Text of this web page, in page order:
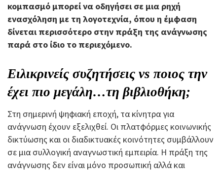
κομπασμό μπορεί να οδηγήσει σε μια ρηχή
ενασχόληση με τη λογοτεχνία, όπου η έμφαση
δίνεται περισσότερο στην πράξη της ανάγνωσης
παρά στο ίδιο το περιεχόμενο.
Ειλικρινείς συζητήσεις vs ποιος την
έχει πιο μεγάλη…τη βιβλιοθήκη;
Στη σημερινή ψηφιακή εποχή, τα κίνητρα για
ανάγνωση έχουν εξελιχθεί. Οι πλατφόρμες κοινωνικής
δικτύωσης και οι διαδικτυακές κοινότητες συμβάλλουν
σε μια συλλογική αναγνωστική εμπειρία. Η πράξη της
ανάγνωσης δεν είναι μόνο προσωπική αλλά και